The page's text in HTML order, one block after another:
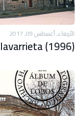
الأربعاء, أغسطس 09, 2017
(1996)